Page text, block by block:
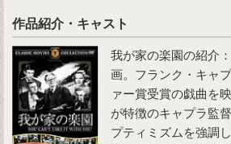
作品紹介・キャスト
我が家の楽園の紹介
画。フランク・キャ
ァー賞受賞の戯曲を
が特徴のキャプラ監
プティミズムを強調